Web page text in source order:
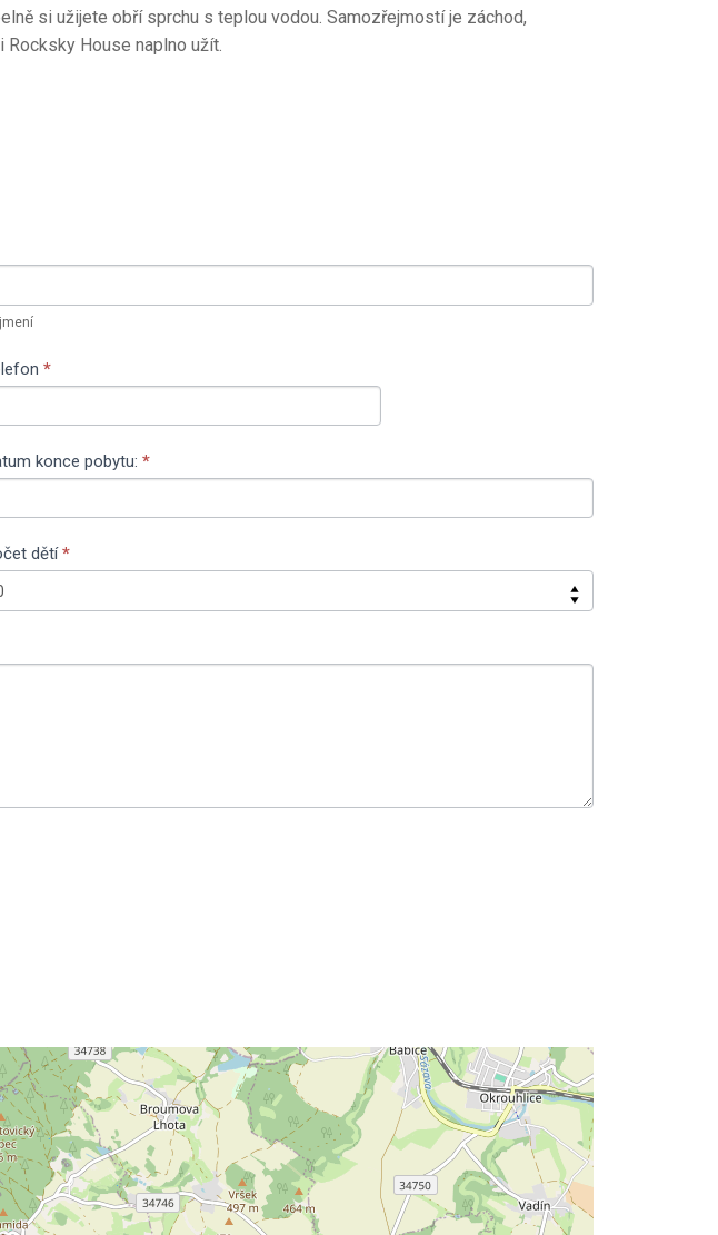
si užijete obří sprchu s teplou vodou. Samozřejmostí je záchod,
House naplno užít.
*
konce pobytu:*
dětí*